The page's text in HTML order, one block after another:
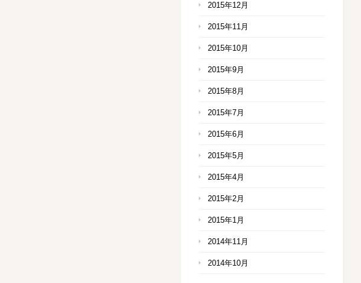
2015年12月
2015年11月
2015年10月
2015年9月
2015年8月
2015年7月
2015年6月
2015年5月
2015年4月
2015年2月
2015年1月
2014年11月
2014年10月